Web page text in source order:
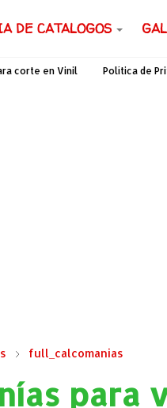
DE CATALOGOS
corte en Vinil Política de
full_calcomanias
para